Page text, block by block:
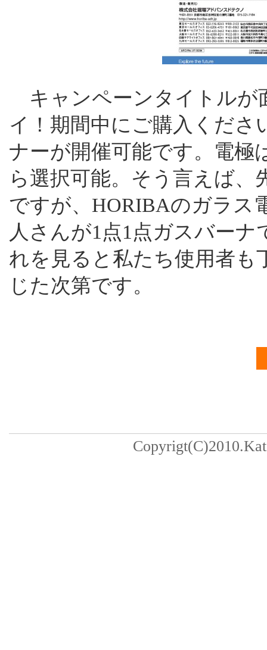
キャンペーンタイトルが
イ！期間中にご購入くだ
ナーが開催可能です。電極
ら選択可能。そう言えば
ですが、HORIBAのガラス
人さんが1点1点ガスバー
れを見ると私たち使用者
じた次第です。